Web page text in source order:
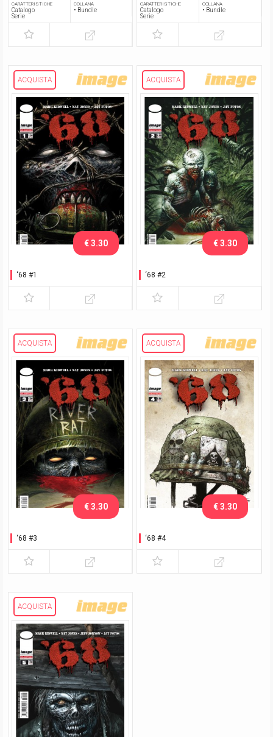
CARATTERISTICHE
Catalogo
Serie
COLLANA
• Bundle
CARATTERISTICHE
Catalogo
Serie
COLLANA
• Bundle
ACQUISTA
‘68 #1
€ 3.30
ACQUISTA
‘68 #2
€ 3.30
ACQUISTA
‘68 #3
€ 3.30
ACQUISTA
‘68 #4
€ 3.30
ACQUISTA